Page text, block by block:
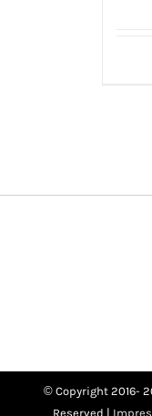
© Copyright 2016-
Reserved |